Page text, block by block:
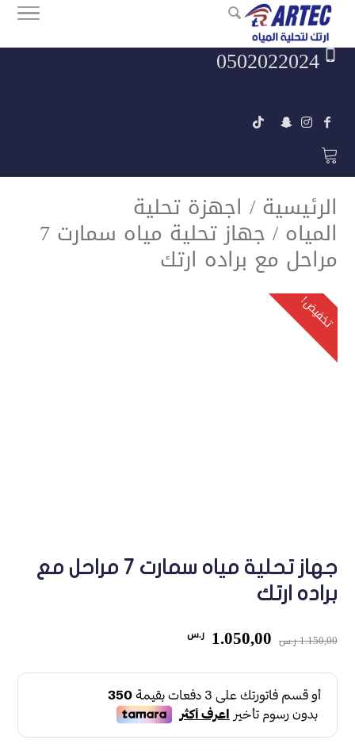
0502022024
الرئيسية / اجهزة تحلية
المياه / جهاز تحلية مياه سمارت 7
مراحل مع براده ارتك
تخفيض!
جهاز تحلية مياه سمارت 7 مراحل مع
براده ارتك
1.150,00ر.س السعر
الأصلي
هو:
1.150,00 ر.س.
1.050,00 ر.سالسعر
الحالي
هو:
1.050,00 ر.س.